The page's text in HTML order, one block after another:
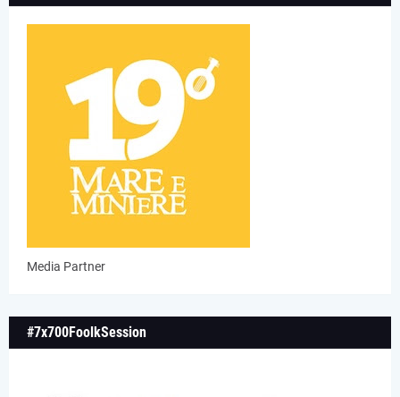
Media Partner
#7x700FoolkSession